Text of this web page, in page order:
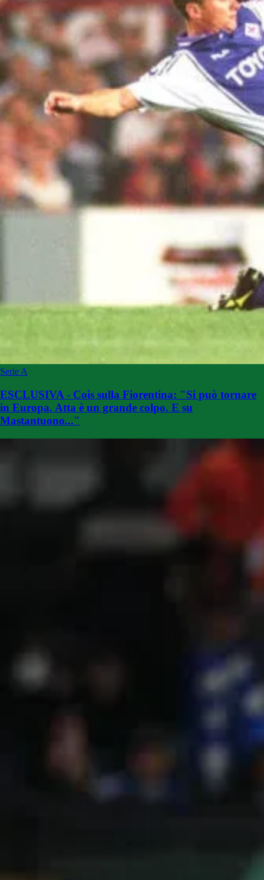
Serie A
ESCLUSIVA - Cois sulla Fiorentina: "Si può tornare
in Europa. Atta è un grande colpo. E su
Mastantuono..."